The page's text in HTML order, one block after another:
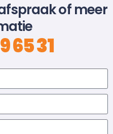
of meer
65 31